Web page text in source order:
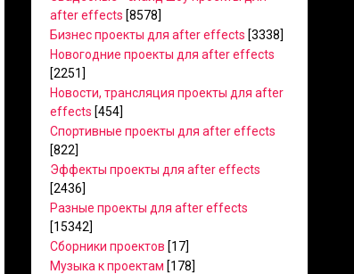
after effects [8578]
Бизнес проекты для after effects [3338]
Новогодние проекты для after effects
[2251]
Новости, трансляция проекты для after
effects [454]
Спортивные проекты для after effects
[822]
Эффекты проекты для after effects
[2436]
Разные проекты для after effects
[15342]
Сборники проектов [17]
Музыка к проектам [178]